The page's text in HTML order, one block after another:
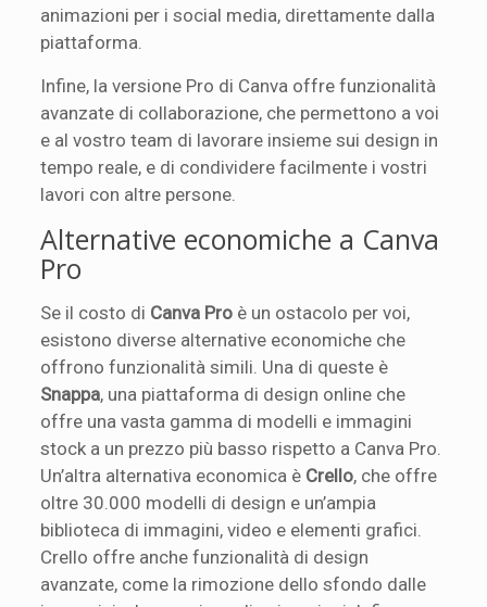
animazioni per i social media, direttamente dalla
piattaforma.
Infine, la versione Pro di Canva offre funzionalità
avanzate di collaborazione, che permettono a voi
e al vostro team di lavorare insieme sui design in
tempo reale, e di condividere facilmente i vostri
lavori con altre persone.
Alternative economiche a Canva
Pro
Se il costo di Canva Pro è un ostacolo per voi,
esistono diverse alternative economiche che
offrono funzionalità simili. Una di queste è
Snappa, una piattaforma di design online che
offre una vasta gamma di modelli e immagini
stock a un prezzo più basso rispetto a Canva Pro.
Un’altra alternativa economica è Crello, che offre
oltre 30.000 modelli di design e un’ampia
biblioteca di immagini, video e elementi grafici.
Crello offre anche funzionalità di design
avanzate, come la rimozione dello sfondo dalle